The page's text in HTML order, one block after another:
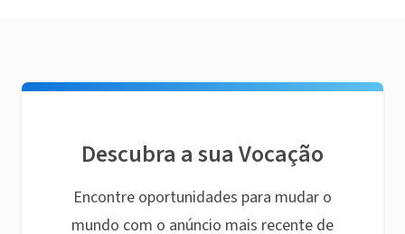
Descubra a sua Vocação
Encontre oportunidades para mudar o
mundo com o anúncio mais recente de